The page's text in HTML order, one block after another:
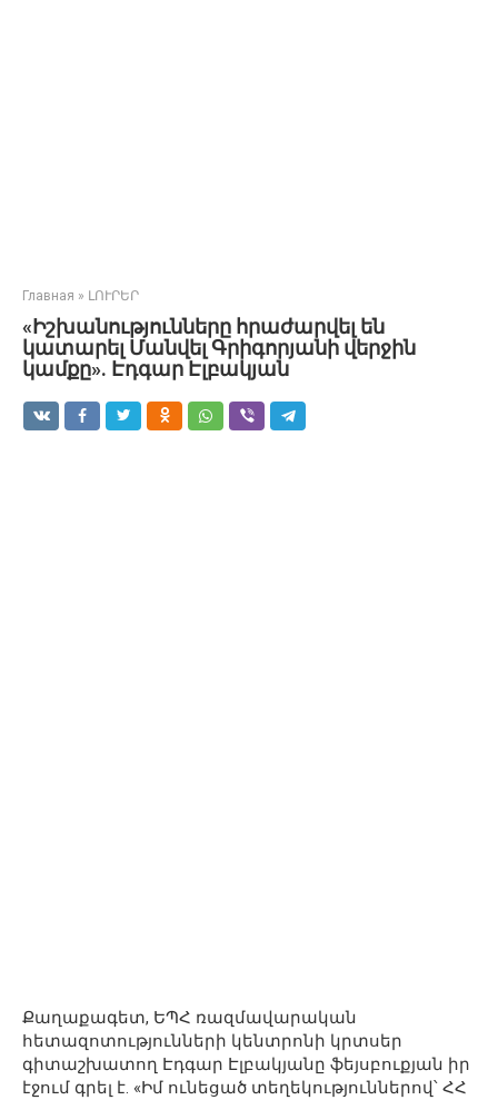
Главная » ԼՈՒՐԵՐ
«Իշխանությունները հրաժարվել են
կատարել Մանվել Գրիգորյանի վերջին
կամքը». Էդգար Էլբակյան
Քաղաքագետ, ԵՊՀ ռազմավարական
հետազոտությունների կենտրոնի կրտսեր
գիտաշխատող Էդգար Էլբակյանը ֆեյսբուքյան իր
էջում գրել է. «Իմ ունեցած տեղեկություններով՝ ՀՀ